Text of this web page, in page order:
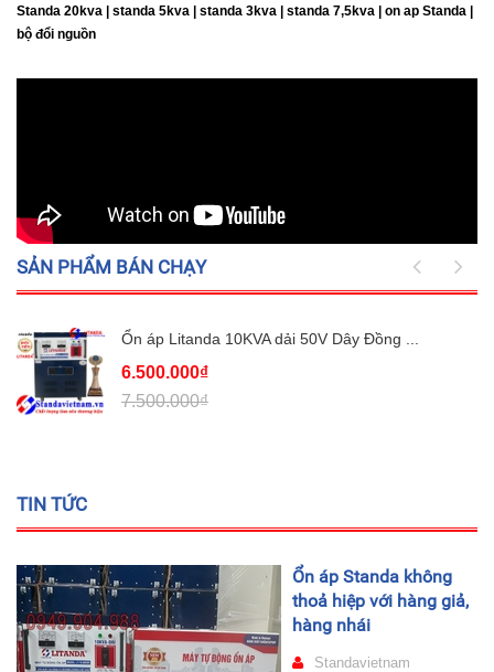
Standa 20kva |
standa 5kva | standa 3kva | standa 7,5kva | on ap Standa |
bộ đổi nguồn
SẢN PHẨM BÁN CHẠY
Ổn áp Litanda 10KVA dải 50V Dây Đồng ...
6.500.000₫
7.500.000₫
TIN TỨC
Ổn áp Standa không
thoả hiệp với hàng giả,
hàng nhái
Standavietnam